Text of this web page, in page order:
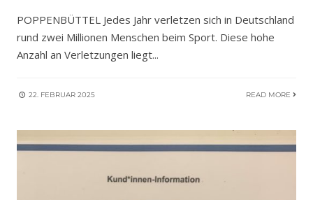
POPPENBÜTTEL Jedes Jahr verletzen sich in Deutschland
rund zwei Millionen Menschen beim Sport. Diese hohe
Anzahl an Verletzungen liegt...
22. FEBRUAR 2025 READ MORE